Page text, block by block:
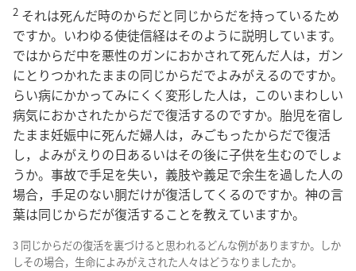
2 それは死んだ時のからだと同じからだを持っているため
ですか。いわゆる使徒信経はそのように説明しています。
ではからだ中を悪性のガンにおかされて死んだ人は，ガン
にとりつかれたままの同じからだでよみがえるのですか。
らい病にかかってみにくく変形した人は，このいまわしい
病気におかされたからだで復活するのですか。胎児を宿し
たまま妊娠中に死んだ婦人は，みごもったからだで復活
し，よみがえりの日あるいはその後に子供を生むのでしょ
うか。事故で手足を失い，義肢や義足で余生を過した人の
場合，手足のない胴だけが復活してくるのですか。神の言
葉は同じからだが復活することを教えていますか。
3 同じからだの復活を裏づけると思われるどんな例がありますか。しか
しその場合，生命によみがえされた人々はどうなりましたか。